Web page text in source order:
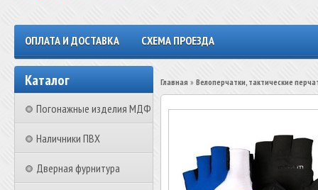
ОПЛАТА И ДОСТАВКА СХЕМА ПРОЕЗДА
Каталог
Погонажные изделия МДФ
Наличники ПВХ
Дверная фурнитура
Главная » Велоперчатки, тактические